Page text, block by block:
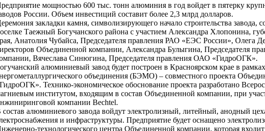
мощностью 600 тыс. тонн алюминия в год войдет в пятерку
России. Объем инвестиций составит более 2,3 млрд долларов.
закладки камня, символизирующего начало строительства завода,
Таежный Богучанского района с участием Александра Хлопонина,
Анатолия Чубайса, Председателя правления РАО «ЕЭС России», Олега
Объединенной компании, Александра Булыгина, Председателя
Вячеслава Синюгина, Председателя правления ОАО «ГидроОГК».
алюминиевый завод будет построен в Красноярском крае в
объединения (БЭМО) – совместного проекта
Технико-экономическое обоснование проекта разработано
институтом, входящим в состав Объединенной компании, при
компании Bechtel.
состав алюминиевого завода войдут электролизный, литейный, анодный
и инфраструктуры. Предприятие будет оснащено
технологического центра Объединенной компании, которая